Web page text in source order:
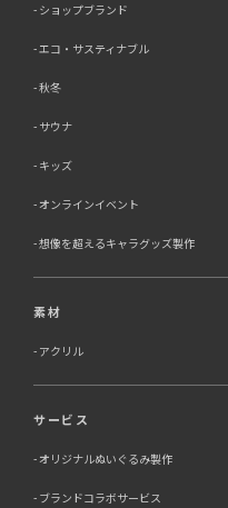
ショップブランド
エコ・サスティナブル
秋冬
サウナ
キッズ
オンラインイベント
想像を超えるキャラグッズ製作
素材
アクリル
サービス
オリジナルぬいぐるみ製作
ブランドコラボサービス